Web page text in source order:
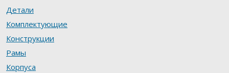
Детали
Комплектующие
Конструкции
Рамы
Корпуса